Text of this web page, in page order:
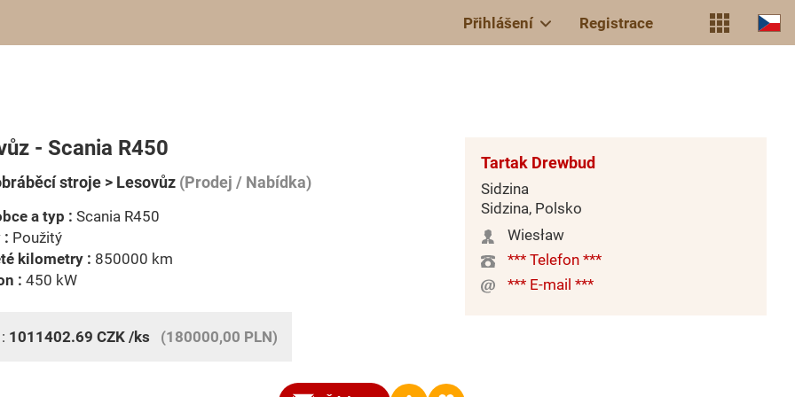
Přihlášení Registrace
- Scania R450
stroje > Lesovůz (Prodej / Nabídka)
a typ : Scania R450
: Použitý
kilometry : 850000 km
: 450 kW
1011402.69 CZK /ks (180000,00 PLN)
Tartak Drewbud
Sidzina
Sidzina, Polsko
Wiesław
*** Telefon ***
*** E-mail ***